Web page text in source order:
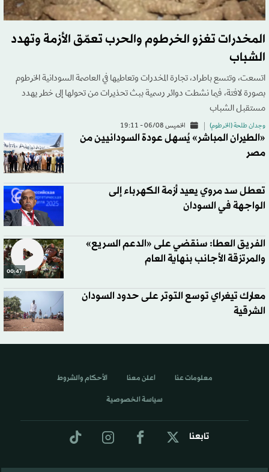
المخدرات تغزو الخرطوم والحرب تعمّق الأزمة وتهدد
الشباب
اتسعت، وتتسع باطراد، تجارة المخدرات وتعاطيها في العاصمة السودانية الخرطوم
بصورة لافتة، فيما نشطت دوائر رسمية ببث تحذيرات من تحولها إلى خطر يهدد
مستقبل الشباب
وجدان طلحة (الخرطوم) الخميس 06/08 - 19:11
«الطيران المباشر» يُسهل عودة السودانيين من
مصر
تعطل سد مروي يعيد أزمة الكهرباء إلى
الواجهة في السودان
00:47
الفريق العطا: سنقضي على «الدعم السريع»
والمرتزقة الأجانب بنهاية العام
معارك تيغراي توسع التوتر على حدود السودان
الشرقية
تابعنا
معلومات عنا اعلن معنا الأحكام والشروط
سياسة الخصوصية